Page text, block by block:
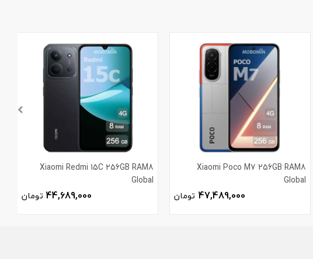
Xiaomi Poco M7 256GB RAM8
Global
47,489,000 تومان
Xiaomi Redmi 15C 256GB RAM8
Global
44,689,000 تومان